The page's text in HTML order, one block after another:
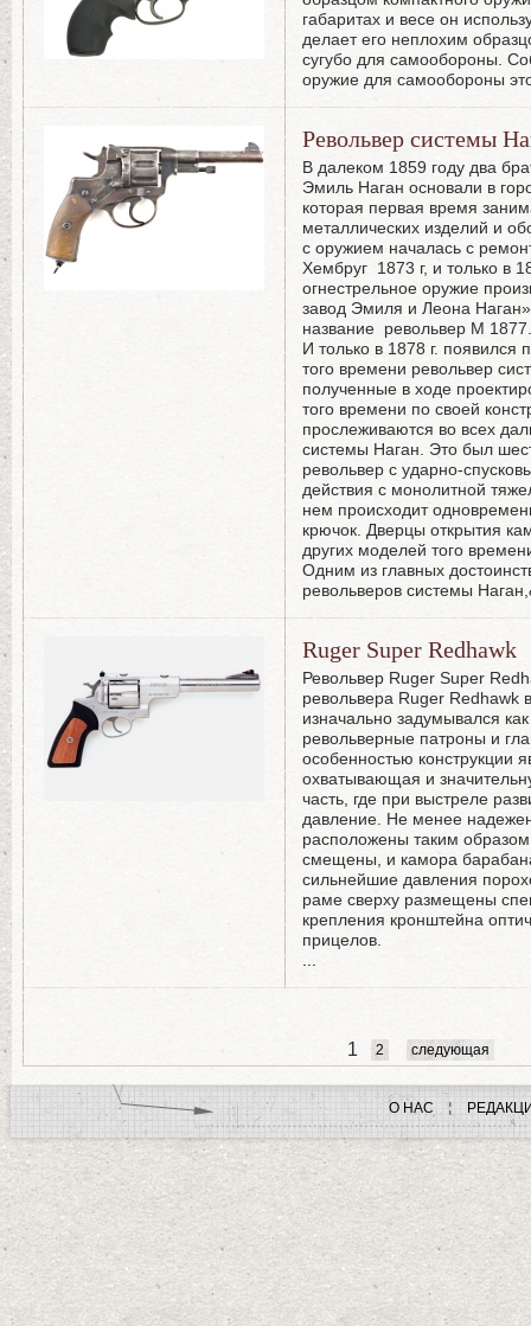
габаритах и весе он
делает его неплохим
сугубо для самообороны.
оружие для самообороны
Револьвер системы
В далеком 1859 году два
Эмиль Наган основали в
которая первая время
металлических изделий и
с оружием началась с
Хембруг 1873 г, и только в
огнестрельное оружие
завод Эмиля и Леона
название револьвер М 1877.
И только в 1878 г.
того времени револьвер
полученные в ходе
того времени по своей
прослеживаются во всех
системы Наган. Это был
револьвер с ударно-
действия с монолитной
нем происходит
крючок. Дверцы открытия
других моделей того
Одним из главных
револьверов системы
Ruger Super Redhawk
Револьвер Ruger Super
револьвера Ruger Redhawk
изначально задумывался
револьверные патроны и
особенностью конструкции
охватывающая и
часть, где при выстреле
давление. Не менее
расположены таким
смещены, и камора
сильнейшие давления
раме сверху размещены
крепления кронштейна
прицелов.
1 2 следующая
О НАС